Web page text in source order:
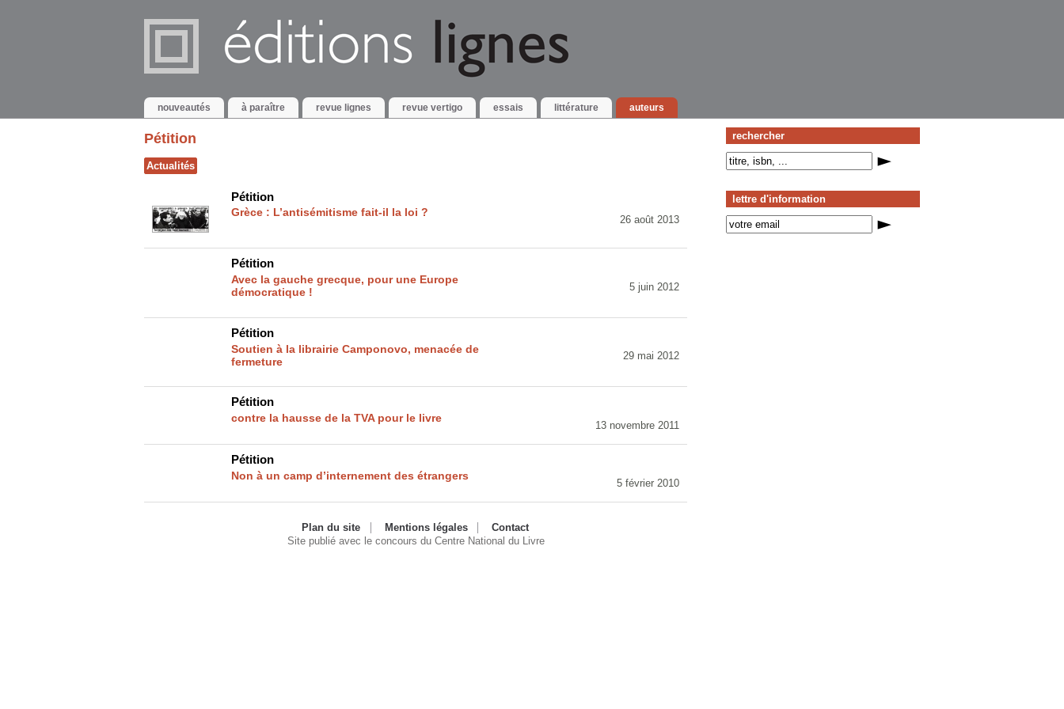
nouveautés à paraître revue lignes revue vertigo essais littérature auteurs
rechercher
lettre d'information
Pétition
Actualités
26 août 2013
Pétition
Grèce : L’antisémitisme fait-il la loi ?
5 juin 2012
Pétition
Avec la gauche grecque, pour une Europe
démocratique !
29 mai 2012
Pétition
Soutien à la librairie Camponovo, menacée de
fermeture
13 novembre 2011
Pétition
contre la hausse de la TVA pour le livre
5 février 2010
Pétition
Non à un camp d’internement des étrangers
Plan du site Mentions légales
Contact
Site publié avec le concours du Centre National du Livre